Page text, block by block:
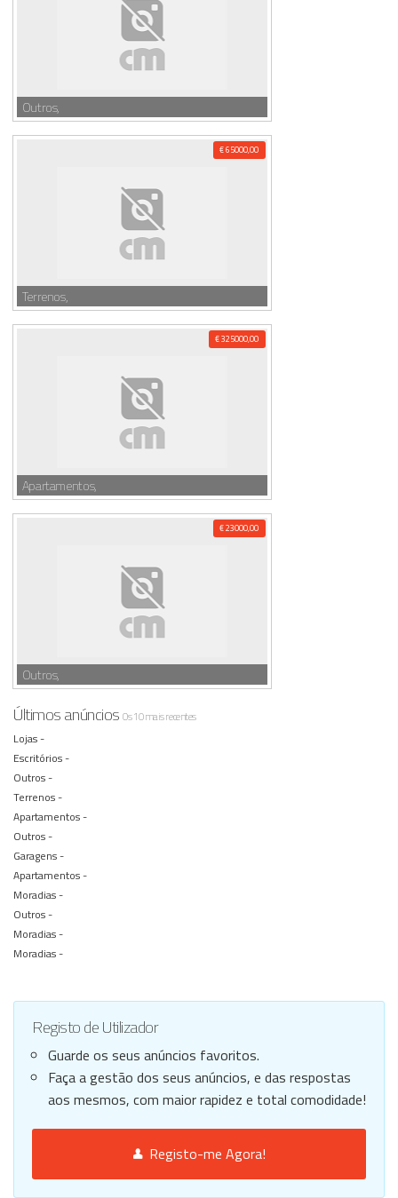
Outros,
€ 65000,00
Terrenos,
€ 325000,00
Apartamentos,
€ 23000,00
Outros,
Últimos anúnciosOs 10 mais recentes
Lojas -
Escritórios -
Outros -
Terrenos -
Apartamentos -
Outros -
Garagens -
Apartamentos -
Moradias -
Outros -
Moradias -
Moradias -
Registo de Utilizador
Guarde os seus anúncios favoritos.
Faça a gestão dos seus anúncios, e das respostas
aos mesmos, com maior rapidez e total comodidade!
Registo-me Agora!